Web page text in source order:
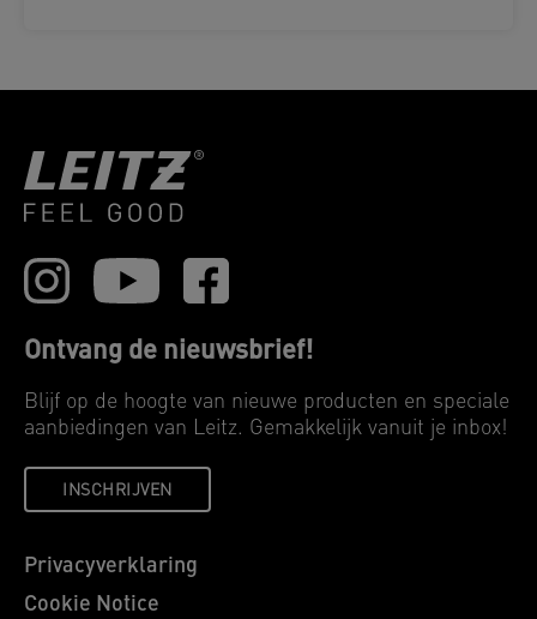
Ontvang de nieuwsbrief!
Blijf op de hoogte van nieuwe producten en speciale
aanbiedingen van Leitz. Gemakkelijk vanuit je inbox!
INSCHRIJVEN
Privacyverklaring
Cookie Notice